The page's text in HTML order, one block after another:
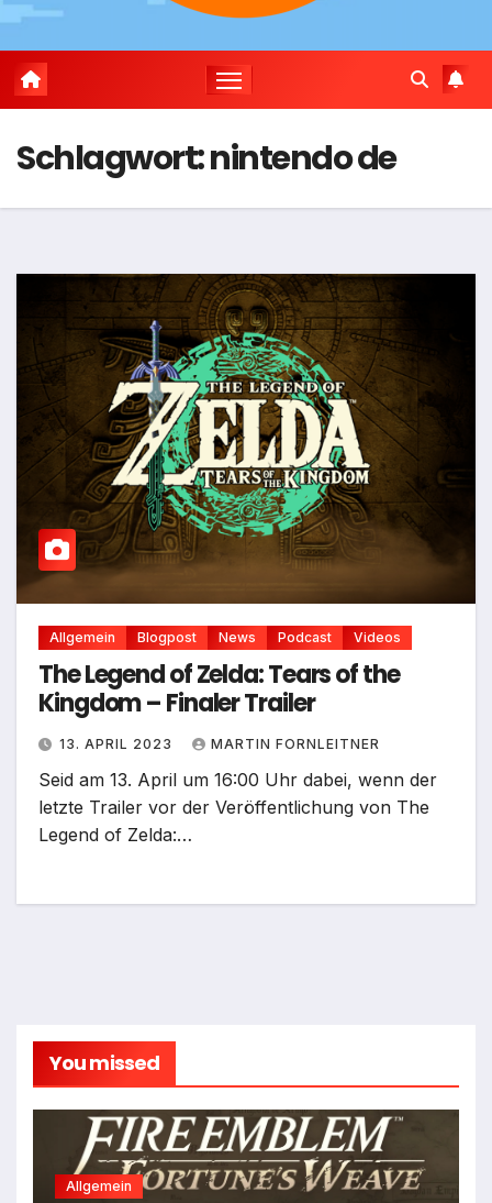
Schlagwort:nintendo de
Allgemein Blogpost News Podcast Videos
The Legend of Zelda: Tears of the
Kingdom – Finaler Trailer
13. APRIL 2023 MARTIN FORNLEITNER
Seid am 13. April um 16:00 Uhr dabei, wenn der
letzte Trailer vor der Veröffentlichung von The
Legend of Zelda:…
You missed
Allgemein